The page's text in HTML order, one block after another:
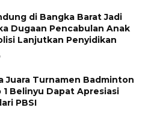
di Bangka Barat Jadi
Dugaan Pencabulan Anak
Lanjutkan Penyidikan
Juara Turnamen Badminton
1 Belinyu Dapat Apresiasi
PBSI